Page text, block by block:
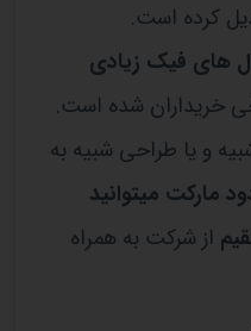
کرده است.
های فیک زیادی
خریداران شده است.
و یا طراحی شبیه به
مارکت میتوانید
از شرکت به همراه